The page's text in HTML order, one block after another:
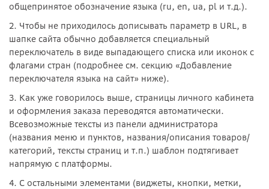
общепринятое обозначение языка (ru, en, ua, pl и т.д.).
2. Чтобы не приходилось дописывать параметр в URL, в
шапке сайта обычно добавляется специальный
переключатель в виде выпадающего списка или иконок с
флагами стран (подробнее см. секцию «Добавление
переключателя языка на сайт» ниже).
3. Как уже говорилось выше, страницы личного кабинета
и оформления заказа переводятся автоматически.
Всевозможные тексты из панели администратора
(названия меню и пунктов, названия/описания товаров/
категорий, тексты страниц и т.п.) шаблон подтягивает
напрямую с платформы.
4. С остальными элементами (виджеты, кнопки, метки,